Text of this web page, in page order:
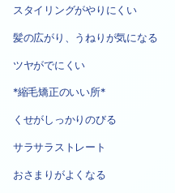
スタイリングがやりにくい
髪の広がり、うねりが気になる
ツヤがでにくい
*縮毛矯正のいい所*
くせがしっかりのびる
サラサラストレート
おさまりがよくなる